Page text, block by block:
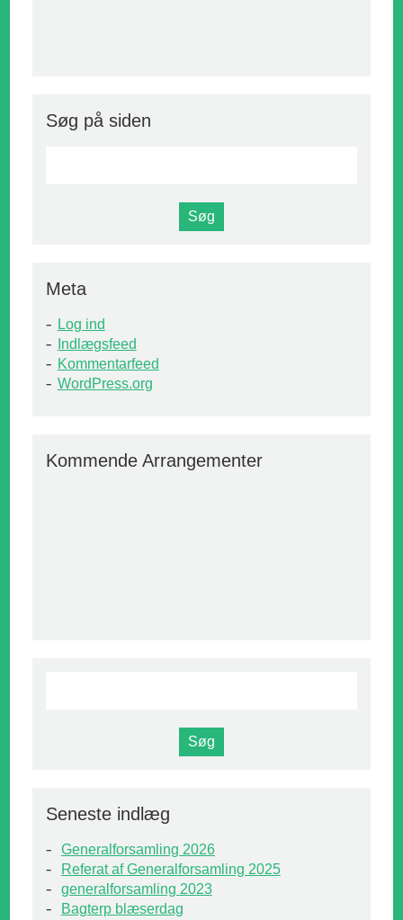
Søg på siden
Meta
Log ind
Indlægsfeed
Kommentarfeed
WordPress.org
Kommende Arrangementer
Seneste indlæg
Generalforsamling 2026
Referat af Generalforsamling 2025
generalforsamling 2023
Bagterp blæserdag